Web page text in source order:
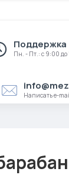
Поддержка
Пн. - Пт.: с 9:00 до
Написать e-